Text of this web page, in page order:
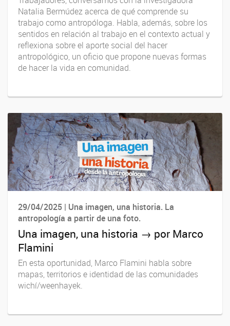
Natalia Bermúdez acerca de qué comprende su
trabajo como antropóloga. Habla, además, sobre los
sentidos en relación al trabajo en el contexto actual y
reflexiona sobre el aporte social del hacer
antropológico, un oficio que propone nuevas formas
de hacer la vida en comunidad.
29/04/2025 | Una imagen, una historia. La
antropología a partir de una foto.
Una imagen, una historia → por Marco
Flamini
En esta oportunidad, Marco Flamini habla sobre
mapas, territorios e identidad de las comunidades
wichí/weenhayek.